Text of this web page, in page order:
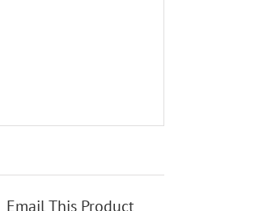
Email This Product